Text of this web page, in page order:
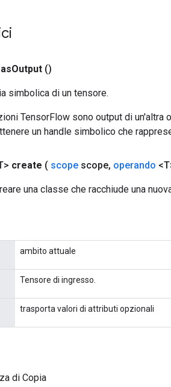
asOutput ()
simbolica di un tensore.
TensorFlow sono output di un'altra
un handle simbolico che
create ( scope scope, operando
una classe che racchiude una
ambito attuale
Tensore di ingresso.
trasporta valori di attributi opzionali
di Copia